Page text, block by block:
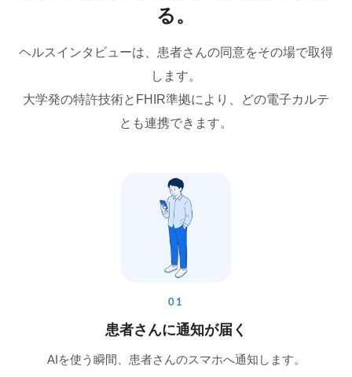
る。
ヘルスインタビューは、患者さんの同意をその場で取得
します。
大学発の特許技術とFHIR準拠により、どの電子カルテ
とも連携できます。
01
患者さんに通知が届く
AIを使う瞬間、患者さんのスマホへ通知します。